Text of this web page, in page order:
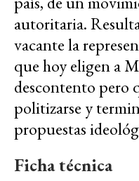
autoritaria.
vacante la
que hoy eligen a
descontento pero
politizarse y
propuestas
Ficha técnica